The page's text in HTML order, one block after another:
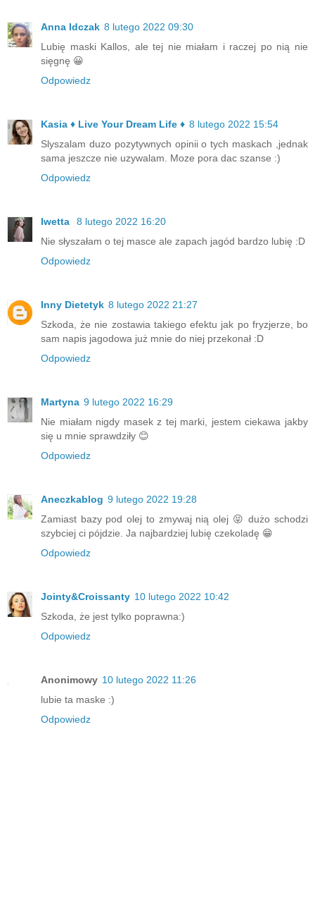
Anna Idczak 8 lutego 2022 09:30
Lubię maski Kallos, ale tej nie miałam i raczej po nią nie
sięgnę 😀
Odpowiedz
Kasia ♦ Live Your Dream Life ♦ 8 lutego 2022 15:54
Slyszalam duzo pozytywnych opinii o tych maskach ,jednak
sama jeszcze nie uzywalam. Moze pora dac szanse :)
Odpowiedz
Iwetta
8 lutego 2022 16:20
Nie słyszałam o tej masce ale zapach jagód bardzo lubię :D
Odpowiedz
Inny Dietetyk 8 lutego 2022 21:27
Szkoda, że nie zostawia takiego efektu jak po fryzjerze, bo
sam napis jagodowa już mnie do niej przekonał :D
Odpowiedz
Martyna 9 lutego 2022 16:29
Nie miałam nigdy masek z tej marki, jestem ciekawa jakby
się u mnie sprawdziły 😊
Odpowiedz
Aneczkablog 9 lutego 2022 19:28
Zamiast bazy pod olej to zmywaj nią olej 😝 dużo schodzi
szybciej ci pójdzie. Ja najbardziej lubię czekoladę 😁
Odpowiedz
Jointy&Croissanty 10 lutego 2022 10:42
Szkoda, że jest tylko poprawna:)
Odpowiedz
Anonimowy 10 lutego 2022 11:26
lubie ta maske :)
Odpowiedz